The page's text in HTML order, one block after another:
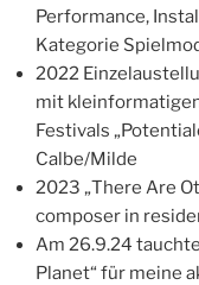
Performance,
Kategorie
2022
mit
Festivals
Calbe/Milde
2023 „There Are
composer in
Am 26.9.24
Planet“ für meine